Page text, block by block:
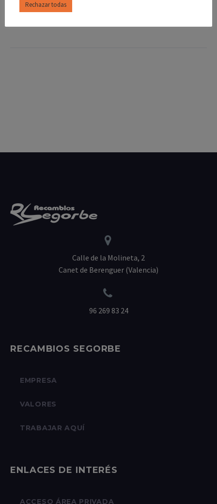
LEER MÁS


Calle de la Molineta, 2
Canet de Berenguer (Valencia)


96 269 83 24
RECAMBIOS SEGORBE
EMPRESA
VALORES
TRABAJAR AQUÍ
ENLACES DE INTERÉS
ACCESO ÁREA PRIVADA
Rechazar todas